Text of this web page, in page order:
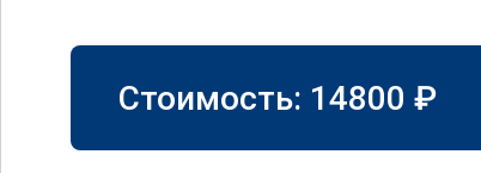
Стоимость: 14800 ₽